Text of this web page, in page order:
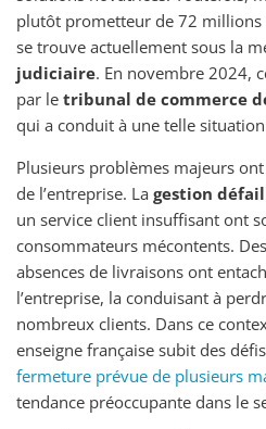
plutôt prometteur de 72 millions
se trouve actuellement sous la
judiciaire. En novembre 2024,
par le tribunal de commerce
qui a conduit à une telle situation
Plusieurs problèmes majeurs
de l’entreprise. La gestion
un service client insuffisant ont
consommateurs mécontents.
absences de livraisons ont
l’entreprise, la conduisant à
nombreux clients. Dans ce
enseigne française subit des
fermeture prévue de plusieurs
tendance préoccupante dans le